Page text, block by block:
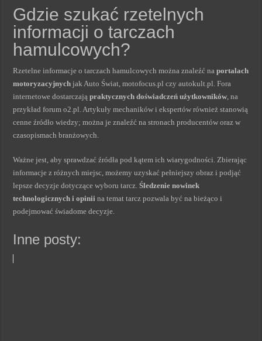
Gdzie szukać rzetelnych
informacji o tarczach
hamulcowych?
Rzetelne informacje o tarczach hamulcowych można znaleźć naportalach
motoryzacyjnych jak Auto Świat, motofocus.pl czy autokult.pl. Fora
internetowe dostarczająpraktycznych doświadczeń użytkowników, na
przykład forum o2.pl. Artykuły mechaników i ekspertów również stanowią
cenne źródło wiedzy; można je znaleźć na stronach producentów oraz w
czasopismach branżowych.
Ważne jest, aby sprawdzać źródła pod kątem ich wiarygodności. Zbierając
informacje z różnych miejsc, możemy uzyskać pełniejszy obraz i podjąć
lepsze decyzje dotyczące wyboru tarcz.Śledzenie nowinek
technologicznych i opinii na temat tarcz pozwala być na bieżąco i
podejmować świadome decyzje.
Inne posty: